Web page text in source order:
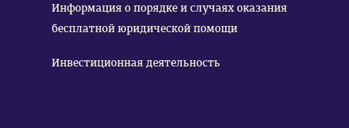
Информация о порядке и случаях оказания
бесплатной юридической помощи
Инвестиционная деятельность